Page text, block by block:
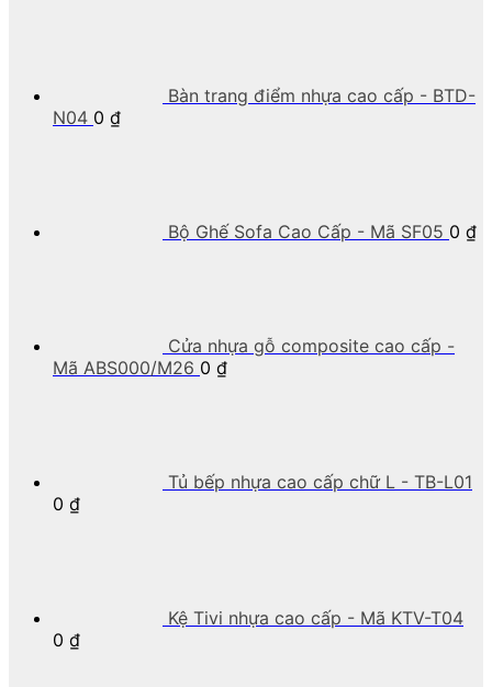
Bàn trang điểm nhựa cao cấp - BTD-
N04 0 ₫
Bộ Ghế Sofa Cao Cấp - Mã SF05 0 ₫
Cửa nhựa gỗ composite cao cấp -
Mã ABS000/M26 0 ₫
Tủ bếp nhựa cao cấp chữ L - TB-L01
0 ₫
Kệ Tivi nhựa cao cấp - Mã KTV-T04
0 ₫